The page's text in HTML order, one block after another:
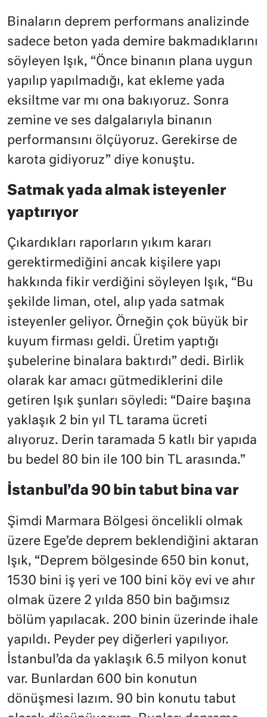
Binaların deprem performans analizinde
sadece beton yada demire bakmadıklarını
söyleyen Işık, “Önce binanın plana uygun
yapılıp yapılmadığı, kat ekleme yada
eksiltme var mı ona bakıyoruz. Sonra
zemine ve ses dalgalarıyla binanın
performansını ölçüyoruz. Gerekirse de
karota gidiyoruz” diye konuştu.
Satmak yada almak isteyenler
yaptırıyor
Çıkardıkları raporların yıkım kararı
gerektirmediğini ancak kişilere yapı
hakkında fikir verdiğini söyleyen Işık, “Bu
şekilde liman, otel, alıp yada satmak
isteyenler geliyor. Örneğin çok büyük bir
kuyum firması geldi. Üretim yaptığı
şubelerine binalara baktırdı” dedi. Birlik
olarak kar amacı gütmediklerini dile
getiren Işık şunları söyledi: “Daire başına
yaklaşık 2 bin yıl TL tarama ücreti
alıyoruz. Derin taramada 5 katlı bir yapıda
bu bedel 80 bin ile 100 bin TL arasında.”
İstanbul’da 90 bin tabut bina var
Şimdi Marmara Bölgesi öncelikli olmak
üzere Ege’de deprem beklendiğini aktaran
Işık, “Deprem bölgesinde 650 bin konut,
1530 bini iş yeri ve 100 bini köy evi ve ahır
olmak üzere 2 yılda 850 bin bağımsız
bölüm yapılacak. 200 binin üzerinde ihale
yapıldı. Peyder pey diğerleri yapılıyor.
İstanbul’da da yaklaşık 6.5 milyon konut
var. Bunlardan 600 bin konutun
dönüşmesi lazım. 90 bin konutu tabut